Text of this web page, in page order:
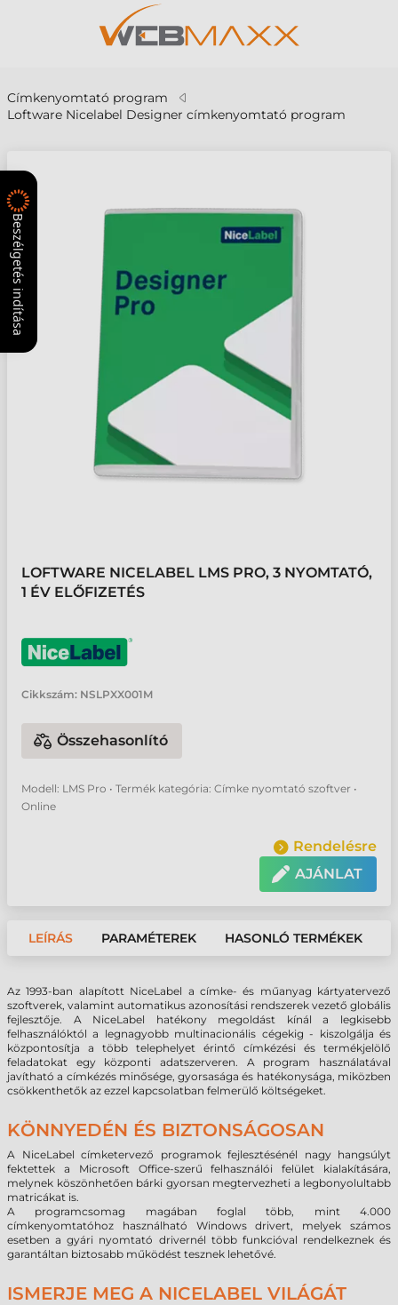
Címkenyomtató program
Loftware Nicelabel Designer címkenyomtató program
LOFTWARE NICELABEL LMS PRO, 3 NYOMTATÓ,
1 ÉV ELŐFIZETÉS
Cikkszám: NSLPXX001M
Összehasonlító
Modell: LMS Pro • Termék kategória: Címke nyomtató szoftver •
Online
Rendelésre
AJÁNLAT
LEÍRÁS PARAMÉTEREK HASONLÓ TERMÉKEK
Az 1993-ban alapított NiceLabel a címke- és műanyag kártyatervező
szoftverek, valamint automatikus azonosítási rendszerek vezető globális
fejlesztője. A NiceLabel hatékony megoldást kínál a legkisebb
felhasználóktól a legnagyobb multinacionális cégekig - kiszolgálja és
központosítja a több telephelyet érintő címkézési és termékjelölő
feladatokat egy központi adatszerveren. A program használatával
javítható a címkézés minősége, gyorsasága és hatékonysága, miközben
csökkenthetők az ezzel kapcsolatban felmerülő költségeket.
KÖNNYEDÉN ÉS BIZTONSÁGOSAN
A NiceLabel címketervező programok fejlesztésénél nagy hangsúlyt
fektettek a Microsoft Office-szerű felhasználói felület kialakítására,
melynek köszönhetően bárki gyorsan megtervezheti a legbonyolultabb
matricákat is.
A programcsomag magában foglal több, mint 4.000
címkenyomtatóhoz használható Windows drivert, melyek számos
esetben a gyári nyomtató drivernél több funkcióval rendelkeznek és
garantáltan biztosabb működést tesznek lehetővé.
ISMERJE MEG A NICELABEL VILÁGÁT
Beszélgetés indítása